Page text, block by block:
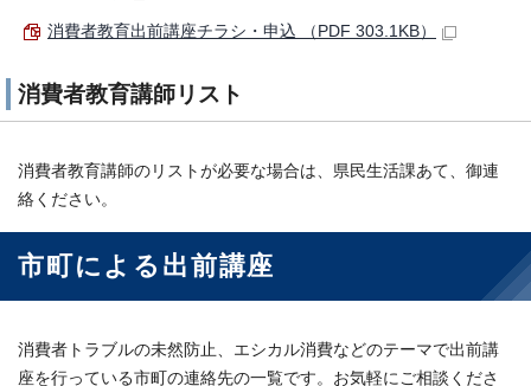
消費者教育出前講座チラシ・申込 （PDF 303.1KB）
消費者教育講師リスト
消費者教育講師のリストが必要な場合は、県民生活課あて、御連
絡ください。
市町による出前講座
消費者トラブルの未然防止、エシカル消費などのテーマで出前講
座を行っている市町の連絡先の一覧です。お気軽にご相談くださ